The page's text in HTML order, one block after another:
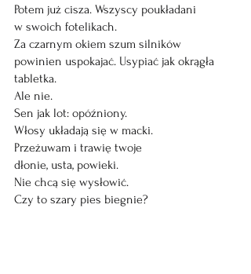
Potem już cisza. Wszyscy poukładani
w swoich fotelikach.
Za czarnym okiem szum silników
powinien uspokajać. Usypiać jak okrągła
tabletka.
Ale nie.
Sen jak lot: opóźniony.
Włosy układają się w macki.
Przeżuwam i trawię twoje
dłonie, usta, powieki.
Nie chcą się wysłowić.
Czy to szary pies biegnie?